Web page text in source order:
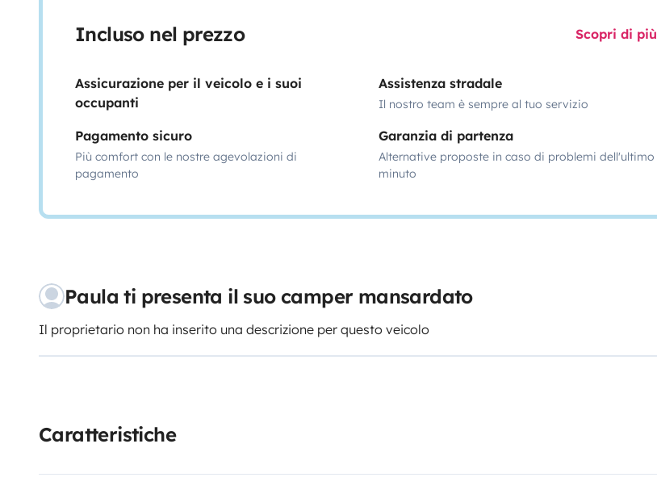
Incluso nel prezzo Scopri di più
Assicurazione per il veicolo e i suoi
occupanti
Assistenza stradale
Il nostro team è sempre al tuo servizio
Pagamento sicuro
Più comfort con le nostre agevolazioni di
pagamento
Garanzia di partenza
Alternative proposte in caso di problemi dell'ultimo
minuto
Paula ti presenta il suo camper mansardato
Il proprietario non ha inserito una descrizione per questo veicolo
Caratteristiche